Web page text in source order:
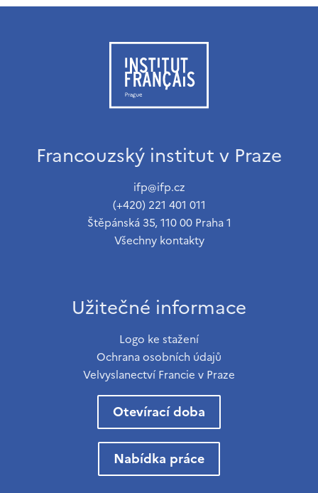
Francouzský institut v Praze
ifp@ifp.cz
(+420) 221 401 011
Štěpánská 35, 110 00 Praha 1
Všechny kontakty
Užitečné informace
Logo ke stažení
Ochrana osobních údajů
Velvyslanectví Francie v Praze
Otevírací doba
Nabídka práce